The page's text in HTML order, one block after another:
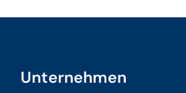
Unternehmen